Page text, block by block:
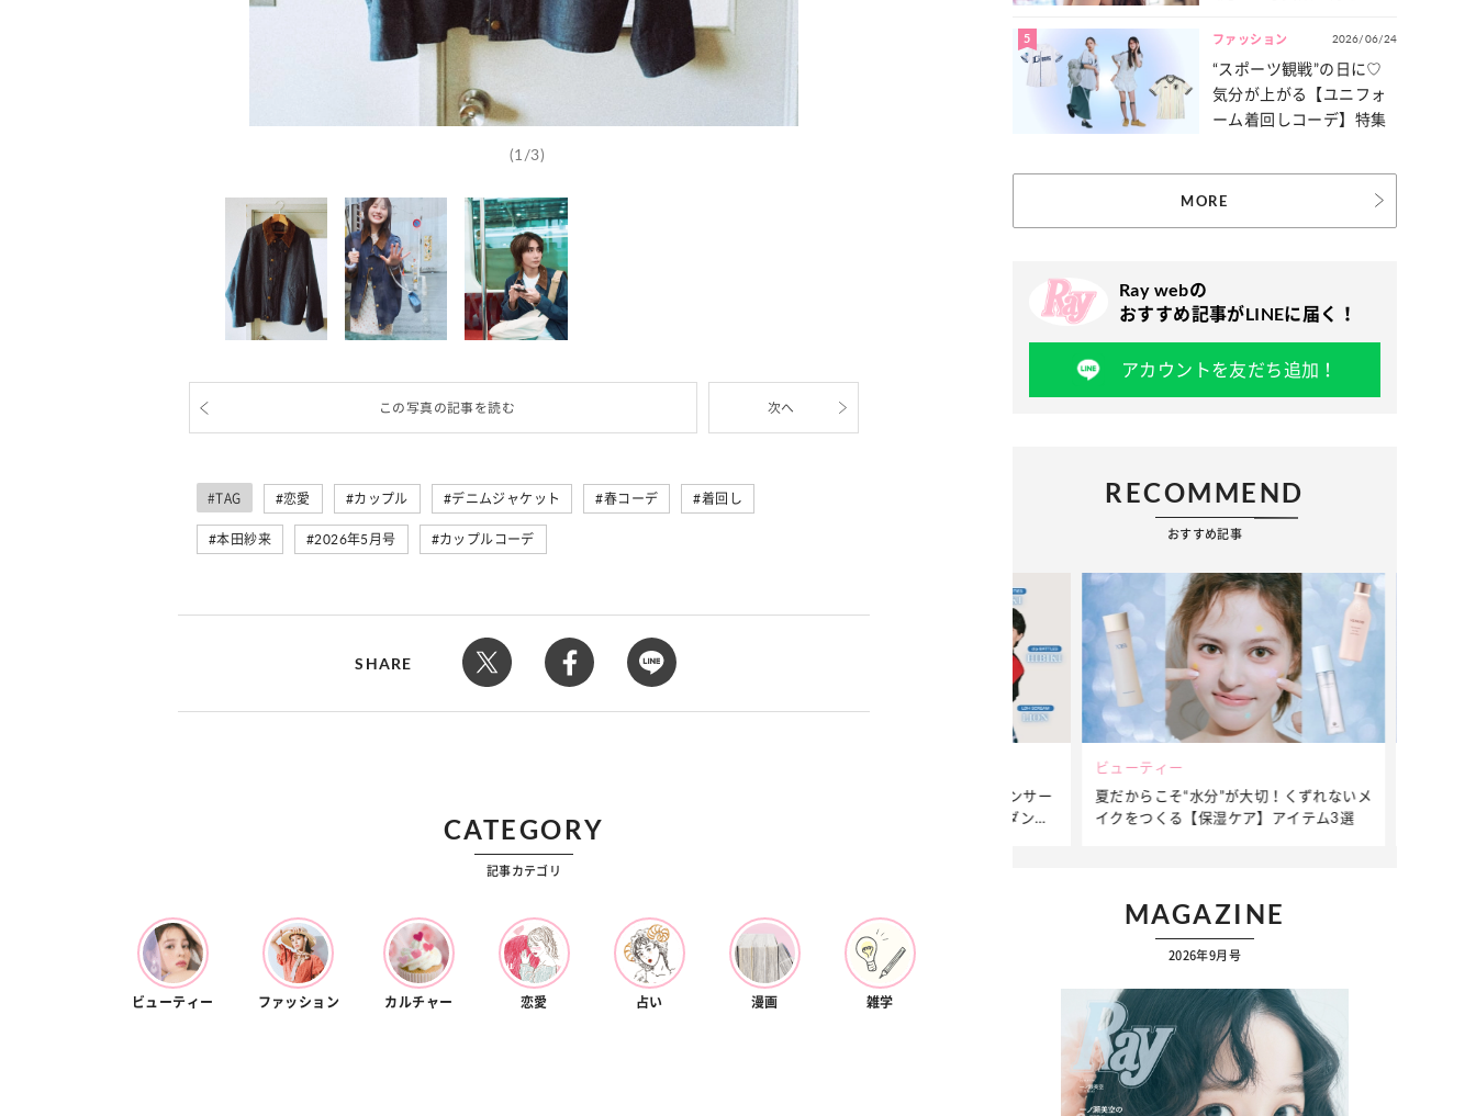
(1/3)
この写真の記事を読む 次へ
#TAG 恋愛 カップル デニムジャケット 春コーデ 着回し
本田紗来 2026年5月号 カップルコーデ
SHARE
たっぷりとお届け！
5 ファッション 2026/06/24
“スポーツ観戦”の日に♡
気分が上がる【ユニフォ
ーム着回しコーデ】特集
MORE
Ray webの
おすすめ記事がLINEに届く！
アカウントを友だち追加！
RECOMMEND
おすすめ記事
8月20日の運勢は？
【Dリーグ】Ray世代注目のプロダンサー
集団♡ 各チームを彩る「イケメンダンサ
ビューティー
夏だからこそ“水分”が大切！くずれないメ
イクをつくる【保湿ケア】アイテム3選
MAGAZINE
2026年9月号
CATEGORY
記事カテゴリ
ビューティー ファッション カルチャー 恋愛 占い 漫画 雑学